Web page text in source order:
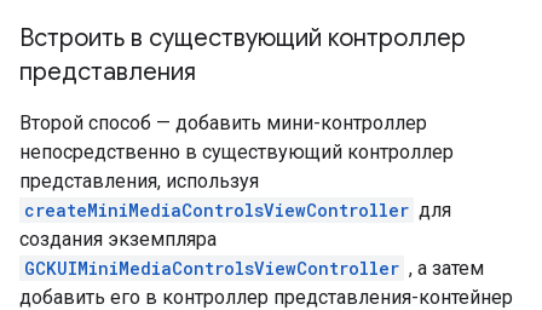
Встроить в существующий контроллер
представления
Второй способ — добавить мини-контроллер
непосредственно в существующий контроллер
представления, используя
createMiniMediaControlsViewController для
создания экземпляра
GCKUIMiniMediaControlsViewController , а затем
добавить его в контроллер представления-контейнер